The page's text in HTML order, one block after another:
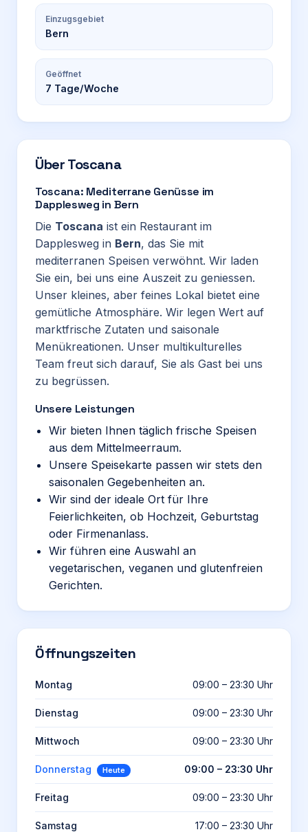
Einzugsgebiet
Bern
Geöffnet
7 Tage/Woche
ÜberToscana
Toscana: Mediterrane Genüsse im
Dapplesweg in Bern
Die Toscana ist ein Restaurant im
Dapplesweg in Bern, das Sie mit
mediterranen Speisen verwöhnt. Wir laden
Sie ein, bei uns eine Auszeit zu geniessen.
Unser kleines, aber feines Lokal bietet eine
gemütliche Atmosphäre. Wir legen Wert auf
marktfrische Zutaten und saisonale
Menükreationen. Unser multikulturelles
Team freut sich darauf, Sie als Gast bei uns
zu begrüssen.
Unsere Leistungen
Wir bieten Ihnen täglich frische Speisen
aus dem Mittelmeerraum.
Unsere Speisekarte passen wir stets den
saisonalen Gegebenheiten an.
Wir sind der ideale Ort für Ihre
Feierlichkeiten, ob Hochzeit, Geburtstag
oder Firmenanlass.
Wir führen eine Auswahl an
vegetarischen, veganen und glutenfreien
Gerichten.
Öffnungszeiten
Montag 09:00 – 23:30 Uhr
Dienstag 09:00 – 23:30 Uhr
Mittwoch 09:00 – 23:30 Uhr
Donnerstag Heute 09:00 – 23:30 Uhr
Freitag 09:00 – 23:30 Uhr
Samstag 17:00 – 23:30 Uhr